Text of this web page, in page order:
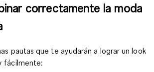
correctamente la moda
pautas que te ayudarán a lograr un look
fácilmente: